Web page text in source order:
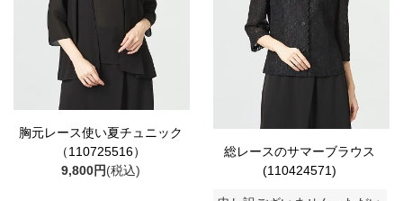
胸元レース使い夏チュニック
（110725516）
9,800円(税込)
総レースのサマーブラウス
(110424571)